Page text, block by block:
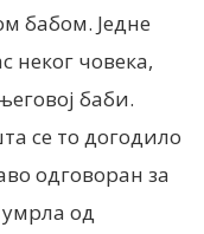
бабом. Једне
неког човека,
баби.
се то догодило
одговоран за
умрла од